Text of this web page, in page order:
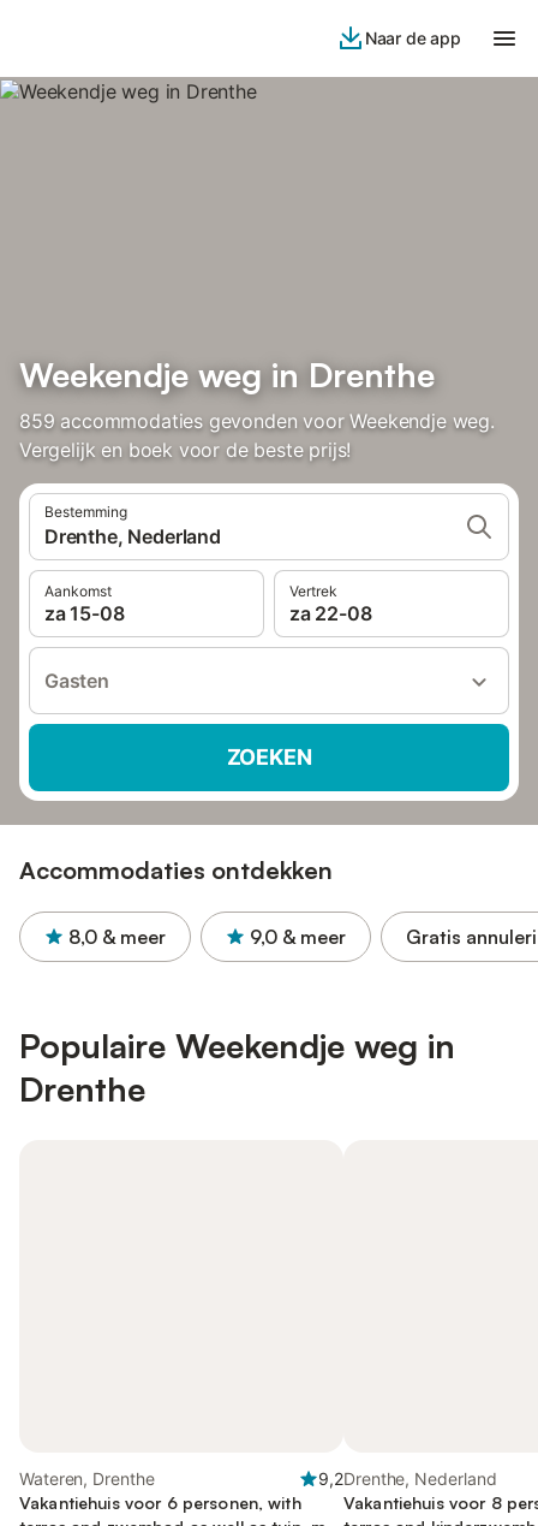
Naar de app
Weekendje weg in Drenthe
859 accommodaties gevonden voor Weekendje weg.
Vergelijk en boek voor de beste prijs!
Bestemming
Drenthe, Nederland
Aankomst
za 15-08
Vertrek
za 22-08
Gasten
ZOEKEN
Accommodaties ontdekken
8,0 & meer 9,0 & meer Gratis
Populaire Weekendje weg in
Drenthe
Wateren, Drenthe
9,2
Vakantiehuis voor 6 personen, with
Drenthe, Nederland
Vakantiehuis voor 8